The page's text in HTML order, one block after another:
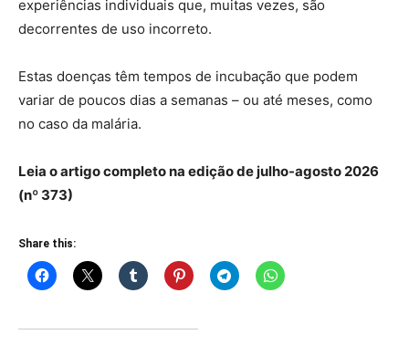
experiências individuais que, muitas vezes, são
decorrentes de uso incorreto.
Estas doenças têm tempos de incubação que podem
variar de poucos dias a semanas – ou até meses, como
no caso da malária.
Leia o artigo completo na edição de julho-agosto 2026
(nº 373)
Share this: